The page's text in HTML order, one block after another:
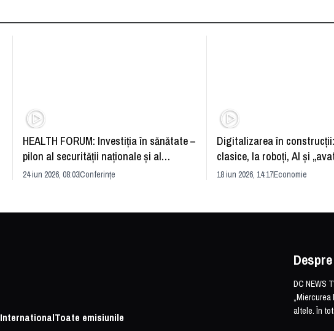
HEALTH FORUM: Investiția în sănătate –
pilon al securității naționale și al
dezvoltării economice
24 iun 2026, 08:03Conferințe
Digitalizarea în
clasice, la roboți, AI și
România și redefinirea
18 iun 2026, 14:17Economie
InternationalToate emisiunile
DC NEWS
„Miercurea
altele. În